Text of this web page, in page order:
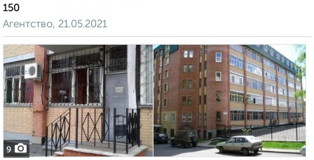
150
Агентство, 21.05.2021
9